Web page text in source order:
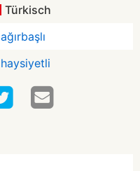
Türkisch
ağırbaşlı
haysiyetli